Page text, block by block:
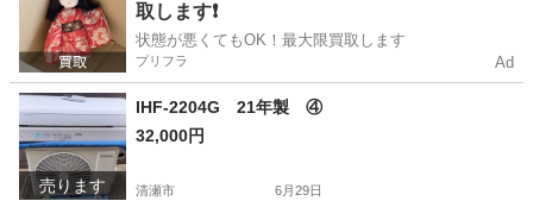
取します❗️
状態が悪くてもOK！最大限買取します
プリフラ Ad
売ります
IHF-2204G 21年製 ④
32,000円
清瀬市 6月29日